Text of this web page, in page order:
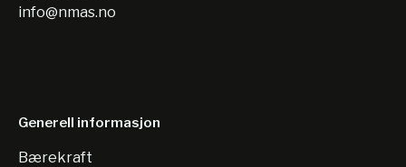
info@nmas.no
Generell informasjon
Bærekraft